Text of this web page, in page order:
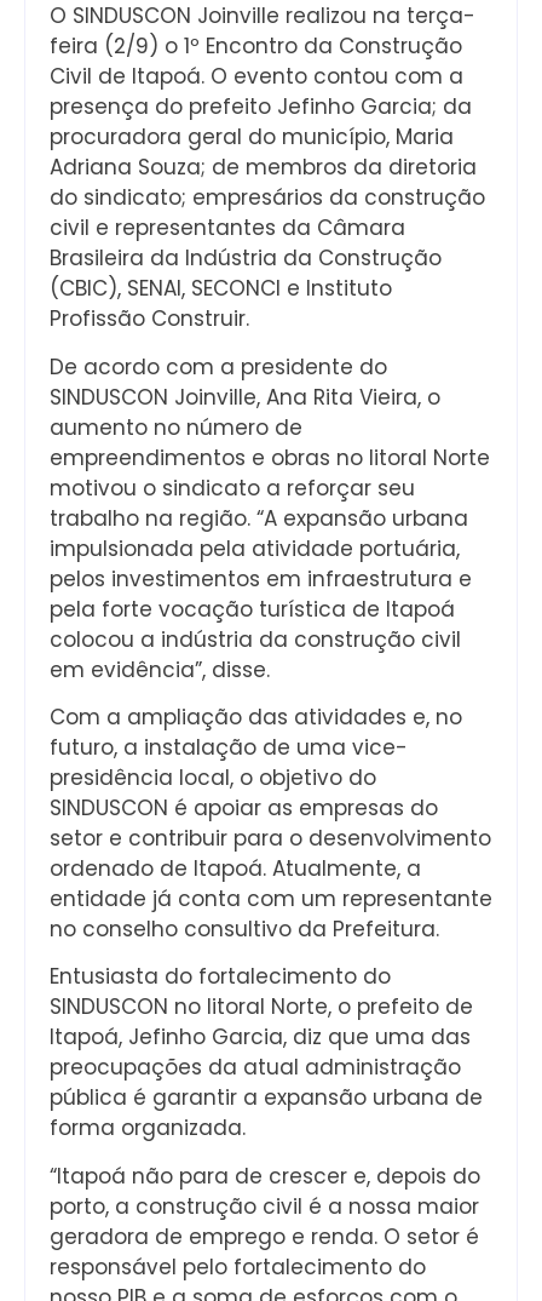
O SINDUSCON Joinville realizou na terça-
feira (2/9) o 1º Encontro da Construção
Civil de Itapoá. O evento contou com a
presença do prefeito Jefinho Garcia; da
procuradora geral do município, Maria
Adriana Souza; de membros da diretoria
do sindicato; empresários da construção
civil e representantes da Câmara
Brasileira da Indústria da Construção
(CBIC), SENAI, SECONCI e Instituto
Profissão Construir.
De acordo com a presidente do
SINDUSCON Joinville, Ana Rita Vieira, o
aumento no número de
empreendimentos e obras no litoral Norte
motivou o sindicato a reforçar seu
trabalho na região. “A expansão urbana
impulsionada pela atividade portuária,
pelos investimentos em infraestrutura e
pela forte vocação turística de Itapoá
colocou a indústria da construção civil
em evidência”, disse.
Com a ampliação das atividades e, no
futuro, a instalação de uma vice-
presidência local, o objetivo do
SINDUSCON é apoiar as empresas do
setor e contribuir para o desenvolvimento
ordenado de Itapoá. Atualmente, a
entidade já conta com um representante
no conselho consultivo da Prefeitura.
Entusiasta do fortalecimento do
SINDUSCON no litoral Norte, o prefeito de
Itapoá, Jefinho Garcia, diz que uma das
preocupações da atual administração
pública é garantir a expansão urbana de
forma organizada.
“Itapoá não para de crescer e, depois do
porto, a construção civil é a nossa maior
geradora de emprego e renda. O setor é
responsável pelo fortalecimento do